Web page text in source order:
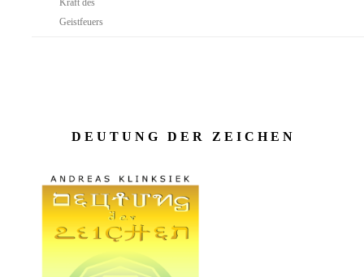
Kraft des
Geistfeuers
D E U T U N G D E R Z E I C H E N